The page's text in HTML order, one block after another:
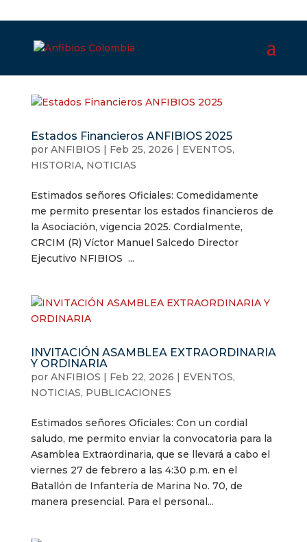
Estados Financieros ANFIBIOS 2025
por ANFIBIOS | Feb 25, 2026 | EVENTOS,
HISTORIA, NOTICIAS
Estimados señores Oficiales: Comedidamente
me permito presentar los estados financieros de
la Asociación, vigencia 2025. Cordialmente,
CRCIM (R) Víctor Manuel Salcedo Director
Ejecutivo NFIBIOS ...
INVITACIÓN ASAMBLEA EXTRAORDINARIA
Y ORDINARIA
por ANFIBIOS | Feb 22, 2026 | EVENTOS,
NOTICIAS, PUBLICACIONES
Estimados señores Oficiales: Con un cordial
saludo, me permito enviar la convocatoria para la
Asamblea Extraordinaria, que se llevará a cabo el
viernes 27 de febrero a las 4:30 p.m. en el
Batallón de Infantería de Marina No. 70, de
manera presencial. Para el personal...